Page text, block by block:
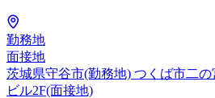
勤務地
面接地
茨城県守谷市(勤務地) つくば市二
ビル2F(面接地)